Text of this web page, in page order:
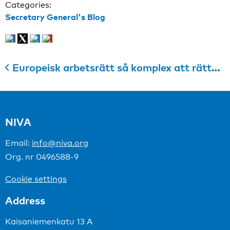
Categories:
Secretary General's Blog
Europeisk arbetsrätt så komplex att rättssäkerheten är i fara
NIVA
Email: info@niva.org
Org. nr 0496588-9
Cookie settings
Address
Kaisaniemenkatu 13 A